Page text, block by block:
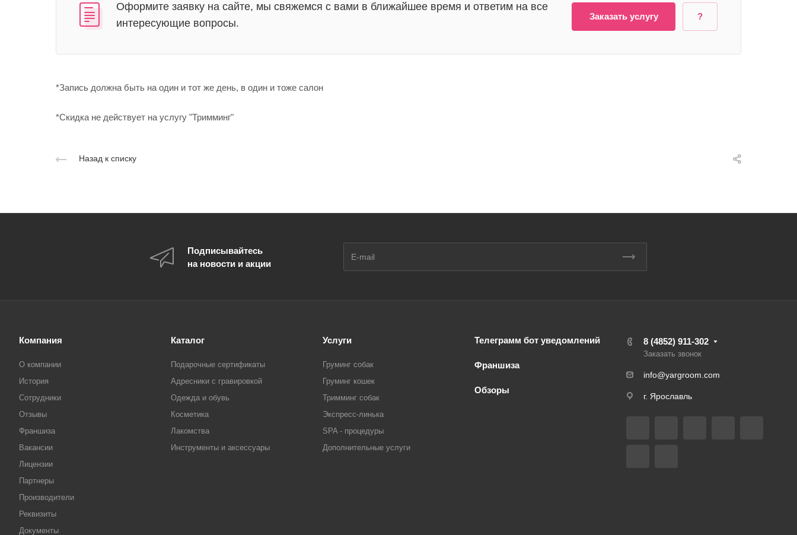
Оформите заявку на сайте, мы свяжемся с вами в ближайшее время и ответим на все
интересующие вопросы.
Заказать услугу ?
*Запись должна быть на один и тот же день, в один и тоже салон
*Скидка не действует на услугу "Тримминг"
Назад к списку
Подписывайтесь
на новости и акции
Компания
О компании
История
Сотрудники
Отзывы
Франшиза
Вакансии
Лицензии
Партнеры
Производители
Реквизиты
Документы
Каталог
Подарочные сертификаты
Адресники с гравировкой
Одежда и обувь
Косметика
Лакомства
Инструменты и аксессуары
Услуги
Груминг собак
Груминг кошек
Тримминг собак
Экспресс-линька
SPA - процедуры
Дополнительные услуги
Телеграмм бот уведомлений
Франшиза
Обзоры
8 (4852) 911-302
Заказать звонок
info@yargroom.com
г. Ярославль